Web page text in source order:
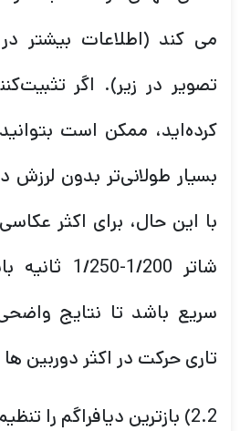
می کند (اطلاعات بیشتر
تصویر در زیر). اگر
کرده‌اید، ممکن است
بسیار طولانی‌تر بدون لرزش
با این حال، برای اکثر
شاتر 1/200-
سریع باشد تا نتایج
تاری حرکت در اکثر دوربین
2.2) بازترین دیافراگم را تنظیم کنید